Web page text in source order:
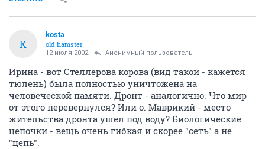
K
kosta
old hamster
12 июля 2002 Анонимный пользователь
Ирина - вот Стеллерова корова (вид такой - кажется
тюлень) была полностью уничтожена на
человеческой памяти. Дронт - аналогично. Что мир
от этого перевернулся? Или о. Маврикий - место
жительства дронта ушел под воду? Биологические
цепочки - вещь очень гибкая и скорее "сеть" а не
"цепь".